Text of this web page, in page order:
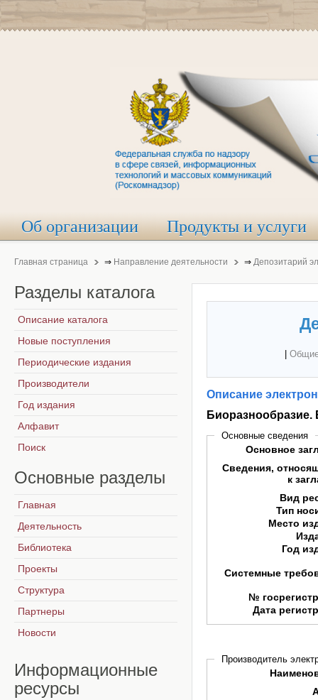
Об организации Продукты и услуги
Главная страница ⇒ Направление деятельности ⇒ Депозитарий
Описание
Основные сведения
Основное
Сведения,
к
Вид
Тип
Место
Год
Системные
№
Дата
Производитель
Разделы каталога
Описание каталога
Новые поступления
Периодические издания
Производители
Год издания
Алфавит
Поиск
Основные разделы
Главная
Деятельность
Библиотека
Проекты
Структура
Партнеры
Новости
Информационные
ресурсы